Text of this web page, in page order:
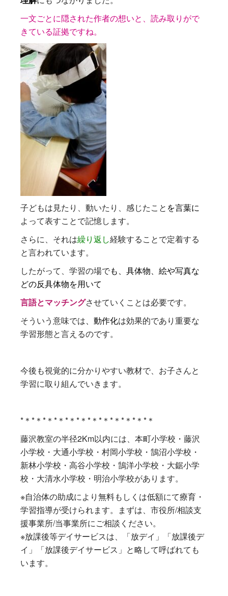
一文ごとに隠された作者の想いと、読み取りがで
きている証拠ですね。
子どもは見たり、動いたり、感じたこと を言葉に
よって表すことで記憶します。
さらに、それは繰り返し経験することで定着する
と言われています。
したがって、学習の場でも、具体物、絵や写真な
どの反具体物を用いて
言語とマッチングさせていくことは必要です。
そういう意味では 、動作化は効果的であり重要な
学習形態と言えるのです。
今後も視覚的に分かりやすい教材で、お子さんと
学習に取り組んでいきます。
*＊*＊*＊*＊*＊*＊*＊*＊*＊*＊*＊*＊
藤沢教室の半径2Km以内には、本町小学校・藤沢
小学校・大通小学校・村岡小学校・鵠沼小学校・
新林小学校・高谷小学校・鵠洋小学校・大鋸小学
校・大清水小学校・明治小学校があります。
※自治体の助成により無料もしくは低額にて療育・
学習指導が受けられます。まずは、市役所/相談支
援事業所/当事業所にご相談ください。
※放課後等デイサービスは、「放デイ」「放課後デ
イ」「放課後デイサービス」と略して呼ばれても
います。